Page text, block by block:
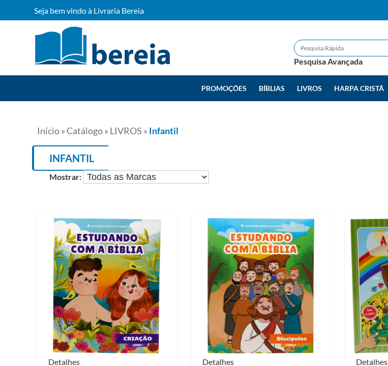
Seja bem vindo à Livraria Bereia
Pesquisa Avançada
PROMOÇÕES BÍBLIAS LIVROS HARPA CRISTÃ
Início»Catálogo» LIVROS » Infantil
INFANTIL
Mostrar:
Detalhes Detalhes Detalhes